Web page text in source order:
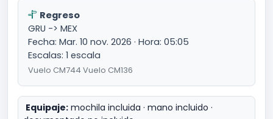
Regreso
GRU -> MEX
Fecha: Mar. 10 nov. 2026 · Hora: 05:05
Escalas: 1 escala
Vuelo CM744 Vuelo CM136
Equipaje: mochila incluida · mano incluido ·